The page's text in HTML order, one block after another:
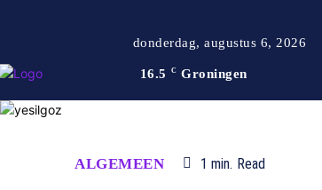
donderdag, augustus 6, 2026
16.5 C Groningen
ALGEMEEN 1 min. Read